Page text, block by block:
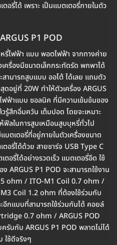
อรี่ได้ เพราะ เป็นแบตเตอรี่ภายในตัว
P1 POD
รี่ไฟฟ้า แบบ พอตไฟฟ้า จากทางค่าย
รื่องมีขนาดเล็กกระทัดรัด พกพาได้
สามารถสูบแบบ ออโต้ ได้เลย แถมตัว
ดอยู่ที่ 20W ทำให้ตัวเครื่อง ARGUS
ฟฟ้าแบบ ซอลนิค ที่มีความเข้มข้นของ
รู้สึกอิ่มควัน เต็มปอด โดยจะเหมาะ
ฟีลในการสูบเหมือนสูบบุหรี่ทั่วไป
บตเตอรี่ที่อยู่ภายในตัวเครื่องขนาด
อรี่ได้ด้วย สายชาร์จ USB Type C
อรี่ได้อย่างรวดเร็ว แบตเตอรี่อึด ใช้
ARGUS P1 POD จะสามารถใช้งาน
ohm / ITO-M1 Coil 0.7 ohm /
Coil 1.2 ohm ที่ต้องใช้ร่วมกับ
อีกแบบที่สามารถใช้ร่วมกันได้ คอยล์
0.7 ohm / ARGUS POD
บกับ ARGUS P1 POD พลาดไม่ได้
ใช้ดีจริงๆ